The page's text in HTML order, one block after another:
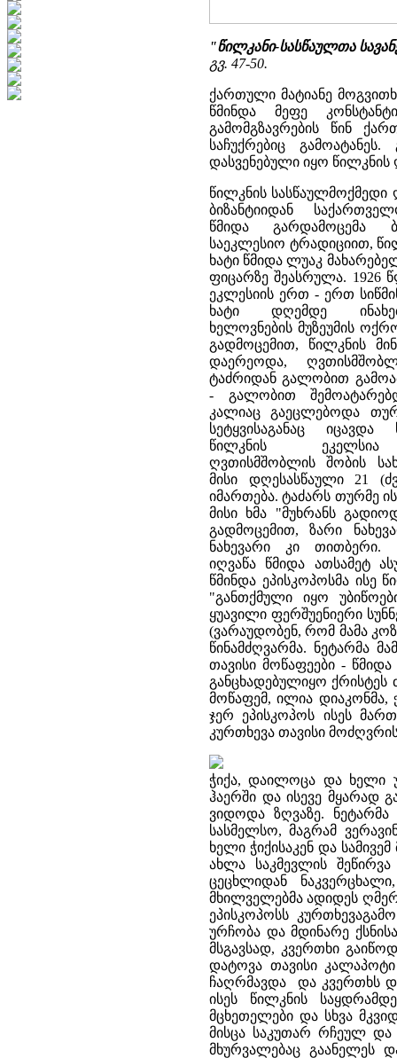
"წილკანი-სასწაულთა
გვ. 47-50.
ქართული მატიანე
წმინდა მეფე
გამომგზავრების წინ
საჩუქრებიც
დასვენებული იყო
წილკნის სასწაულმოქმედი
ბიზანტიიდან
წმიდა გარდამოცემა
საეკლესიო ტრადიციით,
ხატი წმიდა ლუაკ
ფიცარზე შეასრულა. 1926
ეკლესიის ერთ - ერთ
ხატი დღემდე
ხელოვნების მუზეუმის
გადმოცემით, წილკნის
დაერეოდა,
ტაძრიდან გალობით
- გალობით
კალიაც გაეცლებოდა
სეტყვისაგანაც
წილკნის ეკელსია
ღვთისმშობლის შობის
მისი დღესასწაული 21
იმართება. ტაძარს თურმე
მისი ხმა "მუხრანს
გადმოცემით, ზარი
ნახევარი კი თითბერი.
იღვაწა წმიდა ათსამეტ
წმინდა ეპისკოპოსმა ისე
"განთქმული იყო
ყუავილი ფერშუენიერი
(ვარაუდობენ, რომ მამა
წინამძღვარმა. ნეტარმა
თავისი მოწაფეები -
განცხადებულიყო ქრისტეს
მოწაფემ, ილია დიაკონმა,
ჯერ ეპისკოპოს ისეს
კურთხევა თავისი
ჭიქა, დაილოცა და ხელი
ჰაერში და ისევე მყარად
ვიდოდა ზღვაზე. ნეტარმა
სასმელსო, მაგრამ
ხელი ჭიქისაკენ და
ახლა საკმევლის
ცეცხლიდან
მხილველებმა ადიდეს
ეპისკოპოსს
ურჩობა და მდინარე
მსგავსად, კვერთხი
დატოვა თავისი
ჩაღრმავდა და კვერთხს
ისეს წილკნის
მცხეთელები და სხვა
მისცა საკუთარ რჩეულ
მხურვალებაც გაანელეს